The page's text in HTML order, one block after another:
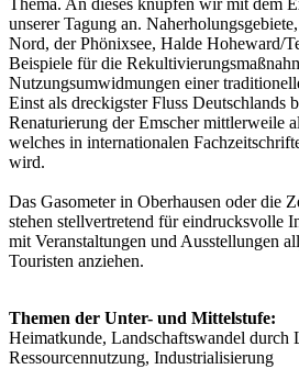
Thema. An dieses knüpfen wir mit dem
unserer Tagung an.
Nord, der Phönixsee, Halde Hoheward/
Beispiele für die
Nutzungsumwidmungen einer
Einst als dreckigster Fluss Deutschlands
Renaturierung der Emscher mittlerweile
welches in internationalen
wird.
Das Gasometer in Oberhausen oder die
stehen stellvertretend für eindrucksvolle
mit Veranstaltungen und Ausstellungen
Touristen anziehen.
Themen der Unter- und Mittelstufe:
Heimatkunde, Landschaftswandel durch
Ressourcennutzung, Industrialisierung